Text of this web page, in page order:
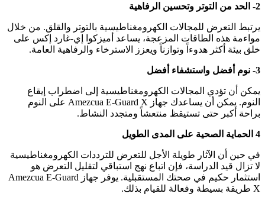
2- الحد من التوتر وتحسين الرفاهية
يرتبط التعرض للمجالات الكهرومغناطيسية بالتوتر والقلق. من خلال
مواءمة هذه الطاقات المزعجة، يساعد أميزكوا إي-غارد إكس على
خلق بيئة أكثر هدوءاً وتوازناً ويعزز الاسترخاء والرفاهية العامة.
3- نوم أفضل واستشفاء أفضل
يمكن أن تؤدي المجالات الكهرومغناطيسية إلى اضطراب إيقاع
النوم. يمكن أن يساعدك جهاز Amezcua E-Guard X على النوم
براحة أكبر حتى تستيقظ منتعشاً ومتجدد النشاط.
4 الحماية الصحية على المدى الطويل
في حين أن الآثار طويلة الأجل للتعرض للترددات الكهرومغناطيسية
لا تزال قيد الدراسة، فإن اتباع نهج استباقي لتقليل التعرض هو
استثمار حكيم في صحتك المستقبلية. يوفر جهاز Amezcua E-Guard
X طريقة بسيطة وفعالة للقيام بذلك.